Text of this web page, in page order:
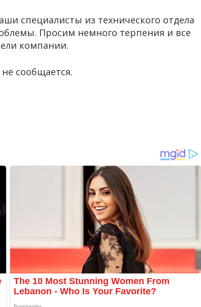
специалисты из технического отдела
Просим немного терпения и все
компании.
сообщается.